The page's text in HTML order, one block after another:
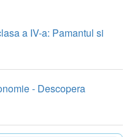
a IV-a: Pamantul si
- Descopera